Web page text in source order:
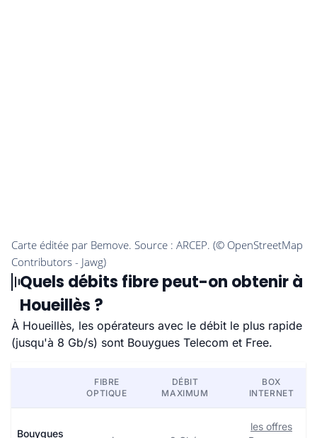
Quels débits fibre peut-on obtenir à
Houeillès ?
À Houeillès, les opérateurs avec le débit le plus rapide
(jusqu'à 8 Gb/s) sont Bouygues Telecom et Free.
FIBRE
OPTIQUE
DÉBIT
MAXIMUM
BOX
INTERNET
Bouygues
les offres